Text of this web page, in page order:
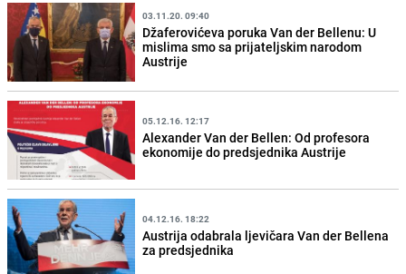
03.11.20. 09:40
Džaferovićeva poruka Van der Bellenu: U
mislima smo sa prijateljskim narodom
Austrije
05.12.16. 12:17
Alexander Van der Bellen: Od profesora
ekonomije do predsjednika Austrije
04.12.16. 18:22
Austrija odabrala ljevičara Van der Bellena
za predsjednika